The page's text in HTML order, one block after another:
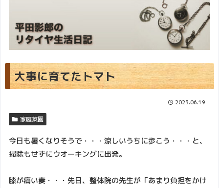
大事に育てたトマト
2023.06.19
家庭菜園
今日も暑くなりそうで・・・涼しいうちに歩こう・・・と、
掃除もせずにウオーキングに出発。
膝が痛い妻・・・先日、整体院の先生が「あまり負担をかけ